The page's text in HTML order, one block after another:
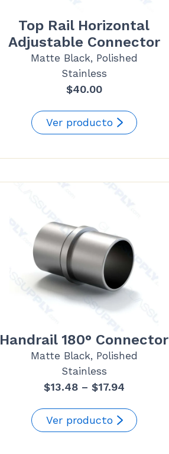
Top Rail Horizontal
Adjustable Connector
Matte Black, Polished
Stainless
$40.00
Ver producto
Handrail 180° Connector
Matte Black, Polished
Stainless
$13.48 – $17.94Price
$13.48
through
Ver producto